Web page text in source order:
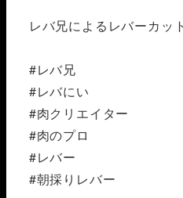
レバ兄によるレバーカット
#レバ兄
#レバにい
#肉クリエイター
#肉のプロ
#レバー
#朝採りレバー